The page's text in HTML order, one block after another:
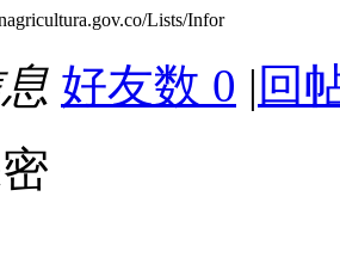
Lists/Infor
好友数 0 | 回